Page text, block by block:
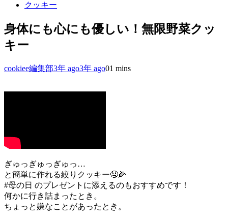
クッキー
身体にも心にも優しい！無限野菜クッ
キー
cookiee編集部3年 ago3年 ago01 mins
ぎゅっぎゅっぎゅっ…
と簡単に作れる絞りクッキー🤤🌽
#母の日 のプレゼントに添えるのもおすすめです！
何かに行き詰まったとき。
ちょっと嫌なことがあったとき。